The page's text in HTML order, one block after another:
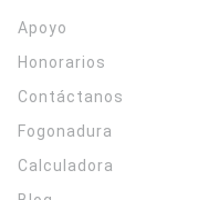
Apoyo
Honorarios
Contáctanos
Fogonadura
Calculadora